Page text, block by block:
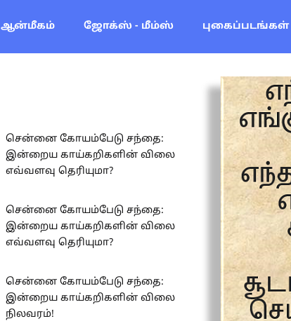
ஆன்மீகம் ஜோக்ஸ் - மீம்ஸ் புகைப்படங்கள்
சென்னை கோயம்பேடு சந்தை:
இன்றைய காய்கறிகளின் விலை
எவ்வளவு தெரியுமா?
சென்னை கோயம்பேடு சந்தை:
இன்றைய காய்கறிகளின் விலை
எவ்வளவு தெரியுமா?
சென்னை கோயம்பேடு சந்தை:
இன்றைய காய்கறிகளின் விலை
நிலவரம்!